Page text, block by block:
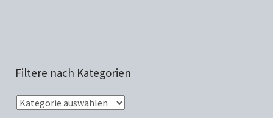
Filtere nach Kategorien